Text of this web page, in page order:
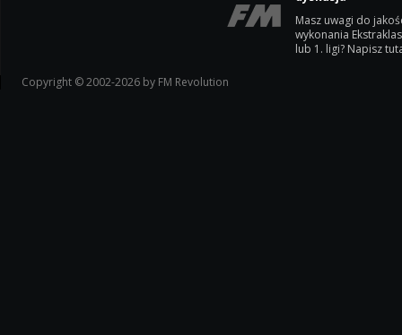
Masz uwagi do
wykonania
lub 1. ligi? Napisz
Copyright © 2002-2026 by FM Revolution